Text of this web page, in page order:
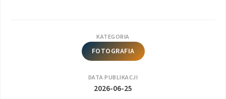
KATEGORIA
FOTOGRAFIA
DATA PUBLIKACJI
2026-06-25